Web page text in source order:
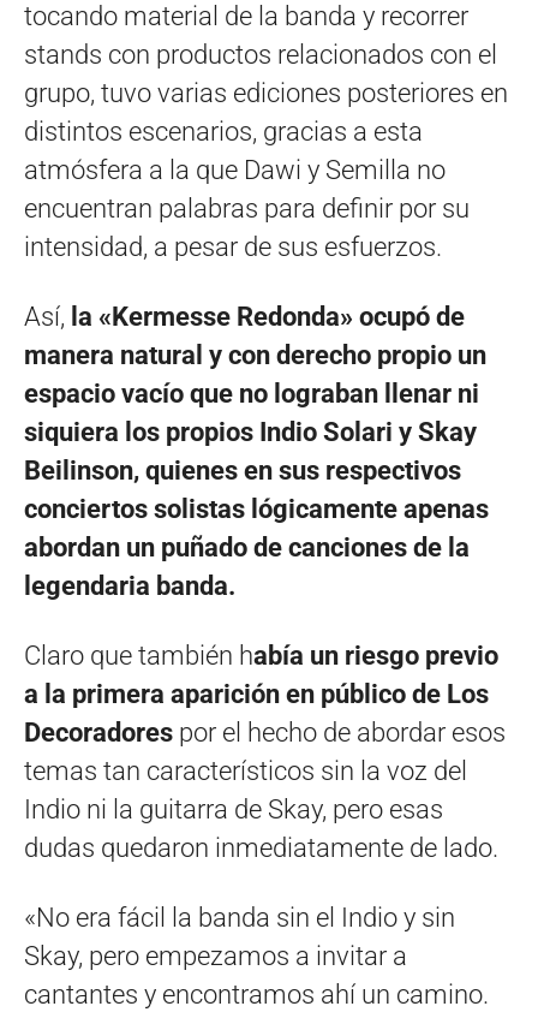
tocando material de la banda y recorrer
stands con productos relacionados con el
grupo, tuvo varias ediciones posteriores en
distintos escenarios, gracias a esta
atmósfera a la que Dawi y Semilla no
encuentran palabras para definir por su
intensidad, a pesar de sus esfuerzos.
Así, la «Kermesse Redonda» ocupó de
manera natural y con derecho propio un
espacio vacío que no lograban llenar ni
siquiera los propios Indio Solari y Skay
Beilinson, quienes en sus respectivos
conciertos solistas lógicamente apenas
abordan un puñado de canciones de la
legendaria banda.
Claro que también había un riesgo previo
a la primera aparición en público de Los
Decoradores por el hecho de abordar esos
temas tan característicos sin la voz del
Indio ni la guitarra de Skay, pero esas
dudas quedaron inmediatamente de lado.
«No era fácil la banda sin el Indio y sin
Skay, pero empezamos a invitar a
cantantes y encontramos ahí un camino.